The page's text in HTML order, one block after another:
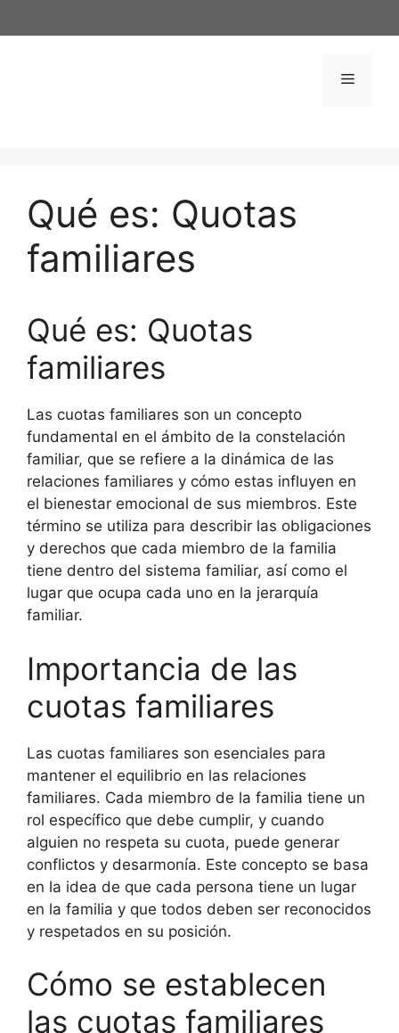
al
Menú
Qué es: Quotas
familiares
Qué es: Quotas
familiares
Las cuotas familiares son un concepto
fundamental en el ámbito de la constelación
familiar, que se refiere a la dinámica de las
relaciones familiares y cómo estas influyen en
el bienestar emocional de sus miembros. Este
término se utiliza para describir las obligaciones
y derechos que cada miembro de la familia
tiene dentro del sistema familiar, así como el
lugar que ocupa cada uno en la jerarquía
familiar.
Importancia de las
cuotas familiares
Las cuotas familiares son esenciales para
mantener el equilibrio en las relaciones
familiares. Cada miembro de la familia tiene un
rol específico que debe cumplir, y cuando
alguien no respeta su cuota, puede generar
conflictos y desarmonía. Este concepto se basa
en la idea de que cada persona tiene un lugar
en la familia y que todos deben ser reconocidos
y respetados en su posición.
Cómo se establecen
las cuotas familiares